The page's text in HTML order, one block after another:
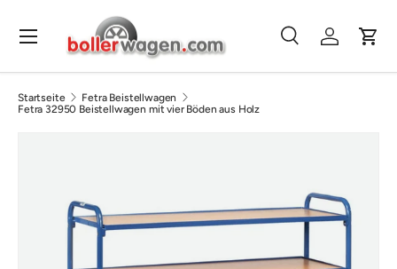
Direkt zum Inhalt
Suchen
SucheEinloggen
Menü
Startseite
Fetra Beistellwagen
Fetra 32950 Beistellwagen mit vier Böden aus Holz